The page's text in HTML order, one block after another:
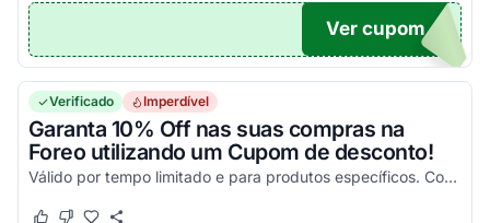
10
Ver cupom
Verificado Imperdível
Garanta 10% Off nas suas compras na
Foreo utilizando um Cupom de desconto!
Válido por tempo limitado e para produtos específicos. Consulte condições no site e aproveite!